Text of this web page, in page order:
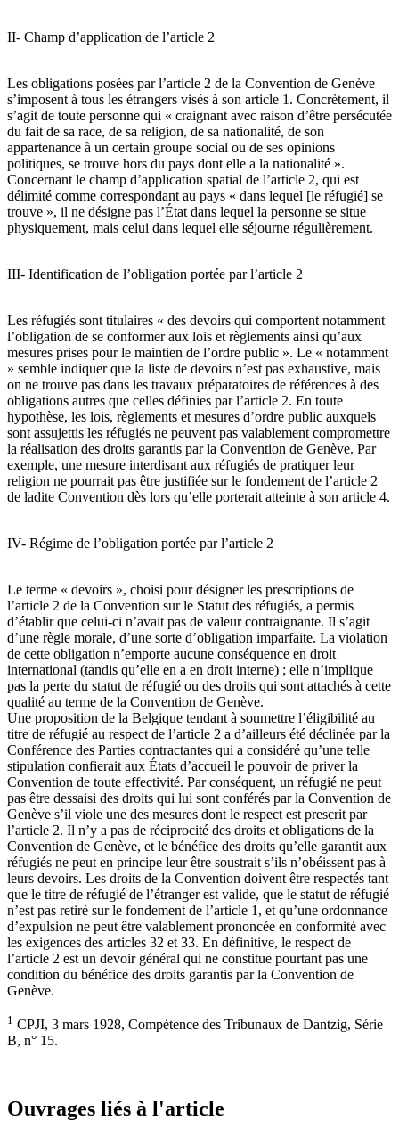
II- Champ d’application de l’article 2
Les obligations posées par l’article 2 de la Convention de Genève
s’imposent à tous les étrangers visés à son article 1. Concrètement, il
s’agit de toute personne qui « craignant avec raison d’être persécutée
du fait de sa race, de sa religion, de sa nationalité, de son
appartenance à un certain groupe social ou de ses opinions
politiques, se trouve hors du pays dont elle a la nationalité ».
Concernant le champ d’application spatial de l’article 2, qui est
délimité comme correspondant au pays « dans lequel [le réfugié] se
trouve », il ne désigne pas l’État dans lequel la personne se situe
physiquement, mais celui dans lequel elle séjourne régulièrement.
III- Identification de l’obligation portée par l’article 2
Les réfugiés sont titulaires « des devoirs qui comportent notamment
l’obligation de se conformer aux lois et règlements ainsi qu’aux
mesures prises pour le maintien de l’ordre public ». Le « notamment
» semble indiquer que la liste de devoirs n’est pas exhaustive, mais
on ne trouve pas dans les travaux préparatoires de références à des
obligations autres que celles définies par l’article 2. En toute
hypothèse, les lois, règlements et mesures d’ordre public auxquels
sont assujettis les réfugiés ne peuvent pas valablement compromettre
la réalisation des droits garantis par la Convention de Genève. Par
exemple, une mesure interdisant aux réfugiés de pratiquer leur
religion ne pourrait pas être justifiée sur le fondement de l’article 2
de ladite Convention dès lors qu’elle porterait atteinte à son article 4.
IV- Régime de l’obligation portée par l’article 2
Le terme « devoirs », choisi pour désigner les prescriptions de
l’article 2 de la Convention sur le Statut des réfugiés, a permis
d’établir que celui-ci n’avait pas de valeur contraignante. Il s’agit
d’une règle morale, d’une sorte d’obligation imparfaite. La violation
de cette obligation n’emporte aucune conséquence en droit
international (tandis qu’elle en a en droit interne) ; elle n’implique
pas la perte du statut de réfugié ou des droits qui sont attachés à cette
qualité au terme de la Convention de Genève.
Une proposition de la Belgique tendant à soumettre l’éligibilité au
titre de réfugié au respect de l’article 2 a d’ailleurs été déclinée par la
Conférence des Parties contractantes qui a considéré qu’une telle
stipulation confierait aux États d’accueil le pouvoir de priver la
Convention de toute effectivité. Par conséquent, un réfugié ne peut
pas être dessaisi des droits qui lui sont conférés par la Convention de
Genève s’il viole une des mesures dont le respect est prescrit par
l’article 2. Il n’y a pas de réciprocité des droits et obligations de la
Convention de Genève, et le bénéfice des droits qu’elle garantit aux
réfugiés ne peut en principe leur être soustrait s’ils n’obéissent pas à
leurs devoirs. Les droits de la Convention doivent être respectés tant
que le titre de réfugié de l’étranger est valide, que le statut de réfugié
n’est pas retiré sur le fondement de l’article 1, et qu’une ordonnance
d’expulsion ne peut être valablement prononcée en conformité avec
les exigences des articles 32 et 33. En définitive, le respect de
l’article 2 est un devoir général qui ne constitue pourtant pas une
condition du bénéfice des droits garantis par la Convention de
Genève.
1 CPJI, 3 mars 1928, Compétence des Tribunaux de Dantzig, Série
B, n° 15.
Ouvrages liés à l'article